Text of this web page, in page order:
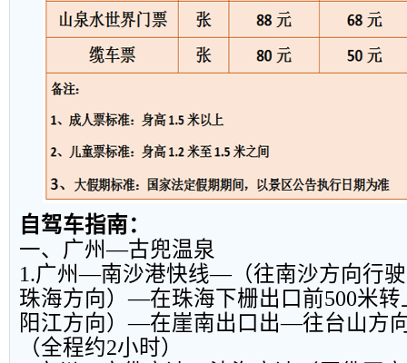
自驾车指南：
一、广州—古兜温泉
1.广州—南沙港快线—（往南沙方向行
珠海方向）—在珠海下栅出口前500米
阳江方向）—在崖南出口出—往台山方
（全程约2小时）